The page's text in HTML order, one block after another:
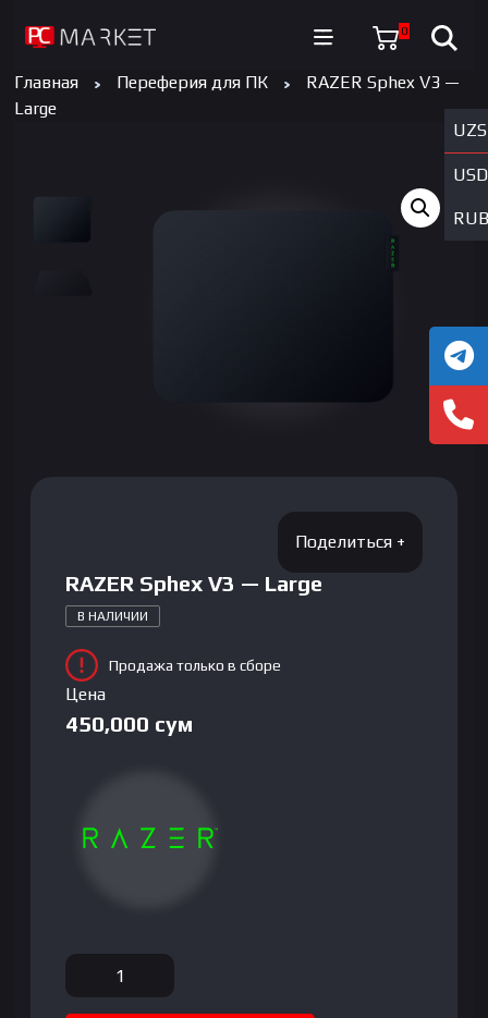
0
UZS
USD
RUB
Главная Переферия для ПК
RAZER Sphex V3 —
Large
RAZER Sphex V3 — Large
В НАЛИЧИИ
Продажа только в сборе
Цена
450,000 сум
Количество
товара